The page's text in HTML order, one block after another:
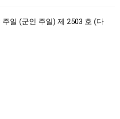
일 (군인 주일) 제 2503 호 (다